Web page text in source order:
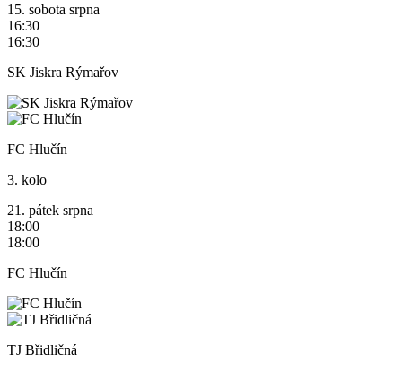
15. sobota srpna
16:30
16:30
SK Jiskra Rýmařov
FC Hlučín
3. kolo
21. pátek srpna
18:00
18:00
FC Hlučín
TJ Břidličná